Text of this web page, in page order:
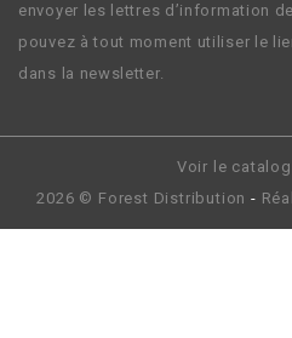
envoyer les lettres d’information de
pouvez à tout moment utiliser le
dans la newsletter.
Voir le
2026 © Forest Distribution -